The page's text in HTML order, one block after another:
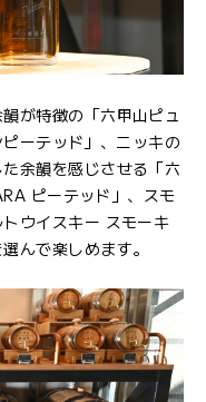
が特徴の「六甲山ピュ
ーテッド」、ニッキの
余韻を感じさせる「六
ピーテッド」、スモ
ウイスキー スモーキ
んで楽しめます。